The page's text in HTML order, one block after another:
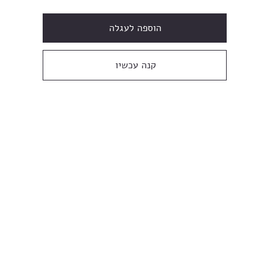
הוספה לעגלה
קנה עכשיו